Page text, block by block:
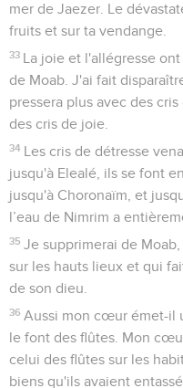
mer de Jaezer. Le
fruits et sur ta vendange.
33 La joie et l'allégresse
de Moab. J'ai fait
pressera plus avec des
des cris de joie.
34 Les cris de détresse
jusqu'à Elealé, ils se font
jusqu'à Choronaïm, et
l’eau de Nimrim a
35 Je supprimerai de
sur les hauts lieux et qui
de son dieu.
36 Aussi mon cœur émet-il
le font des flûtes. Mon
celui des flûtes sur les
biens qu'ils avaient